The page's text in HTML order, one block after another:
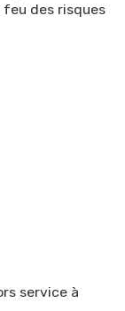
feu des risques
service à